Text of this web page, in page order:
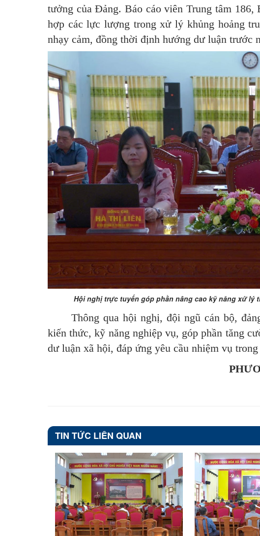
tưởng của Đảng. Báo cáo viên Trung tâm
hợp các lực lượng trong xử lý khủng hoảng
nhạy cảm, đồng thời định hướng dư luận trước
Hội nghị trực tuyến góp phần nâng cao kỹ năng xử
Thông qua hội nghị, đội ngũ cán bộ,
kiến thức, kỹ năng nghiệp vụ, góp phần tăng
dư luận xã hội, đáp ứng yêu cầu nhiệm vụ
TIN TỨC LIÊN QUAN